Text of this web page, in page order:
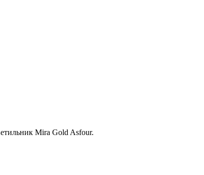
Mira Gold Asfour.